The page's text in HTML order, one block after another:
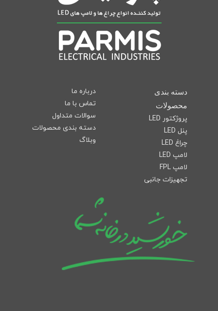
دسته بندی
محصولات
پروژکتور LED
پنل LED
چراغ LED
لامپ LED
لامپ FPL
تجهیزات جانبی
درباره ما
تماس با ما
سوالات متداول
دسته بندی محصولات
وبلاگ